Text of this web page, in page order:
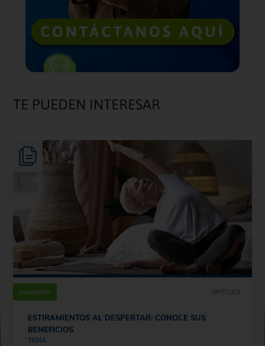
TE PUEDEN INTERESAR
BIENESTAR ARTÍCULO
ESTIRAMIENTOS AL DESPERTAR: CONOCE SUS
BENEFICIOS
TENA